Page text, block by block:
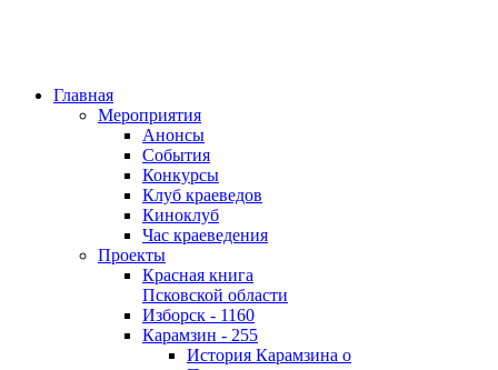
Главная
Мероприятия
Анонсы
События
Конкурсы
Клуб краеведов
Киноклуб
Час краеведения
Проекты
Красная книга
Псковской области
Изборск - 1160
Карамзин - 255
История Карамзина о